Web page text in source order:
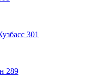
301
289